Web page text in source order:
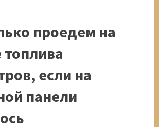
проедем на
топлива
если на
панели